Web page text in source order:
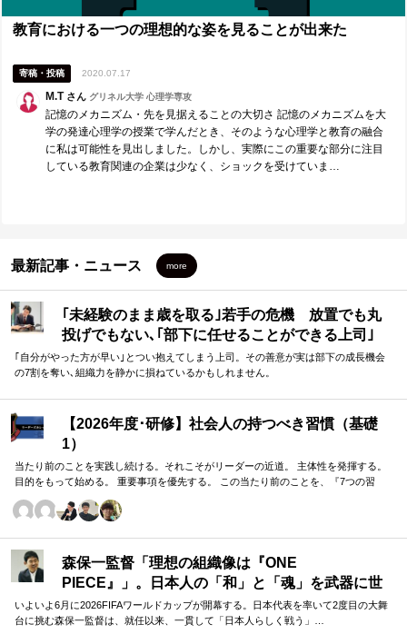
教育における一つの理想的な姿を見ることが出来た
寄稿・投稿 2020.07.17
M.T さん グリネル大学 心理学専攻
記憶のメカニズム・先を見据えることの大切さ 記憶のメカニズムを大
学の発達心理学の授業で学んだとき、そのような心理学と教育の融合
に私は可能性を見出しました。しかし、実際にこの重要な部分に注目
している教育関連の企業は少なく、ショックを受けていま…
最新記事・ニュース more
｢未経験のまま歳を取る｣若手の危機 放置でも丸
投げでもない､｢部下に任せることができる上司｣
になる方法
｢自分がやった方が早い｣とつい抱えてしまう上司。その善意が実は部下の成長機会
の7割を奪い､組織力を静かに損ねているかもしれません。
【2026年度･研修】社会人の持つべき習慣（基礎
1）
当たり前のことを実践し続ける。それこそがリーダーの近道。 主体性を発揮する。
目的をもって始める。 重要事項を優先する。 この当たり前のことを、『7つの習
バーのための研修です。
森保一監督「理想の組織像は『ONE
PIECE』」。日本人の「和」と「魂」を武器に世
界へ挑む①
いよいよ6月に2026FIFAワールドカップが開幕する。日本代表を率いて2度目の大舞
台に挑む森保一監督は、就任以来、一貫して「日本人らしく戦う」…